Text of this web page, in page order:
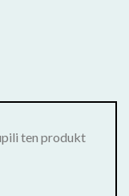
ten produkt